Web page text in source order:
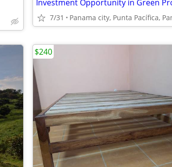
7/31 Panama city, Punta Pacífica,
$240